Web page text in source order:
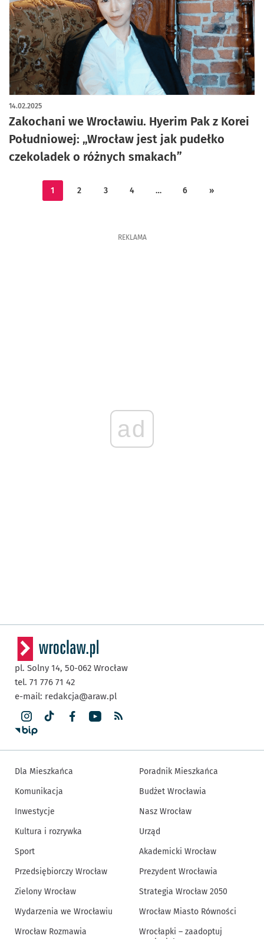
Zakochani we Wrocławiu. Hyerim Pak z Korei
Południowej: „Wrocław jest jak pudełko
czekoladek o różnych smakach”
14.02.2025
1 2 3 4 … 6 »
REKLAMA
ad
pl. Solny 14, 50-062 Wrocław
tel. 71 776 71 42
e-mail: redakcja@araw.pl
Dla Mieszkańca
Komunikacja
Inwestycje
Kultura i rozrywka
Sport
Przedsiębiorczy Wrocław
Zielony Wrocław
Wydarzenia we Wrocławiu
Wrocław Rozmawia
Poradnik Mieszkańca
Budżet Wrocławia
Nasz Wrocław
Urząd
Akademicki Wrocław
Prezydent Wrocławia
Strategia Wrocław 2050
Wrocław Miasto Równości
Wrocłapki – zaadoptuj